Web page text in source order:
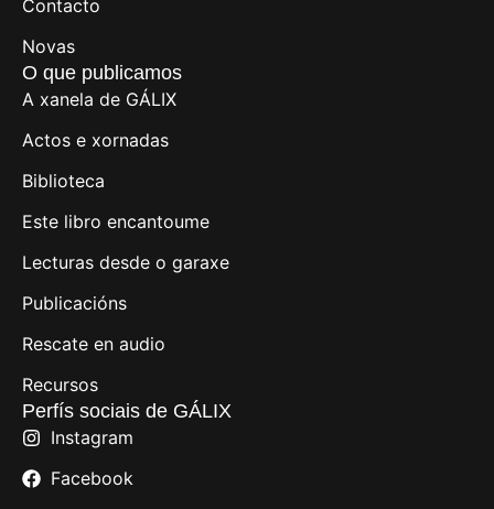
Contacto
Novas
O que publicamos
A xanela de GÁLIX
Actos e xornadas
Biblioteca
Este libro encantoume
Lecturas desde o garaxe
Publicacións
Rescate en audio
Recursos
Perfís sociais de GÁLIX
Instagram
Facebook